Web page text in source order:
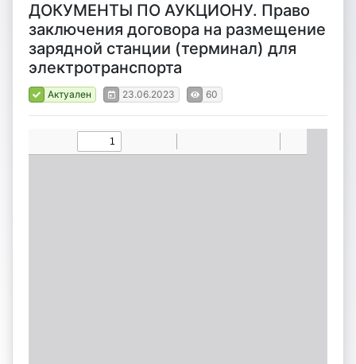
ДОКУМЕНТЫ ПО АУКЦИОНУ. Право
заключения договора на размещение
зарядной станции (терминал) для
электротранспорта
Актуален 23.06.2023 60